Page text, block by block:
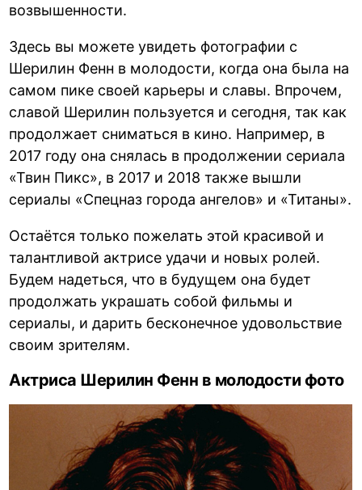
возвышенности.
Здесь вы можете увидеть фотографии с
Шерилин Фенн в молодости, когда она была на
самом пике своей карьеры и славы. Впрочем,
славой Шерилин пользуется и сегодня, так как
продолжает сниматься в кино. Например, в
2017 году она снялась в продолжении сериала
«Твин Пикс», в 2017 и 2018 также вышли
сериалы «Спецназ города ангелов» и «Титаны».
Остаётся только пожелать этой красивой и
талантливой актрисе удачи и новых ролей.
Будем надеться, что в будущем она будет
продолжать украшать собой фильмы и
сериалы, и дарить бесконечное удовольствие
своим зрителям.
Актриса Шерилин Фенн в молодости фото